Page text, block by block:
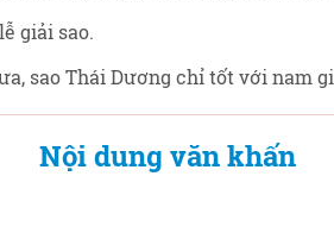
giải sao.
sao Thái Dương chỉ tốt với nam
Nội dung văn khấn